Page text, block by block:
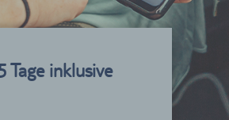
Tage inklusive